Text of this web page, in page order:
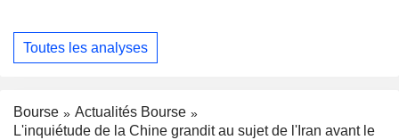
Toutes les analyses
Bourse
Actualités Bourse
L'inquiétude de la Chine grandit au sujet de l'Iran avant le